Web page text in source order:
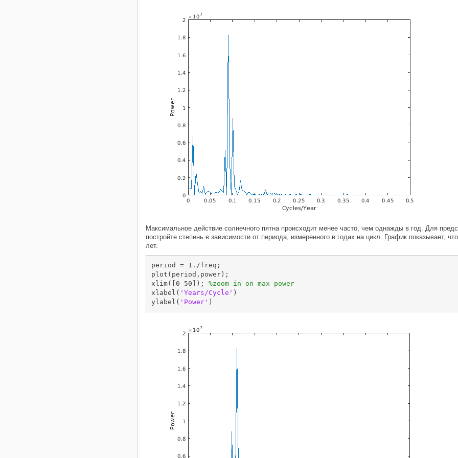
Максимальное действие солнечного пятна происходит менее часто, чем однажды в год. Для
постройте степень в зависимости от периода, измеренного в годах на цикл. График показывает,
лет.
period = 1./freq;
plot(period,power);
xlim([0 50]); %zoom in on max power
xlabel( 'Years/Cycle' )
ylabel( 'Power' )